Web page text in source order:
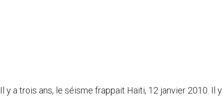
Il y a trois ans, le séisme frappait Haïti, 12 janvier 2010. Il y